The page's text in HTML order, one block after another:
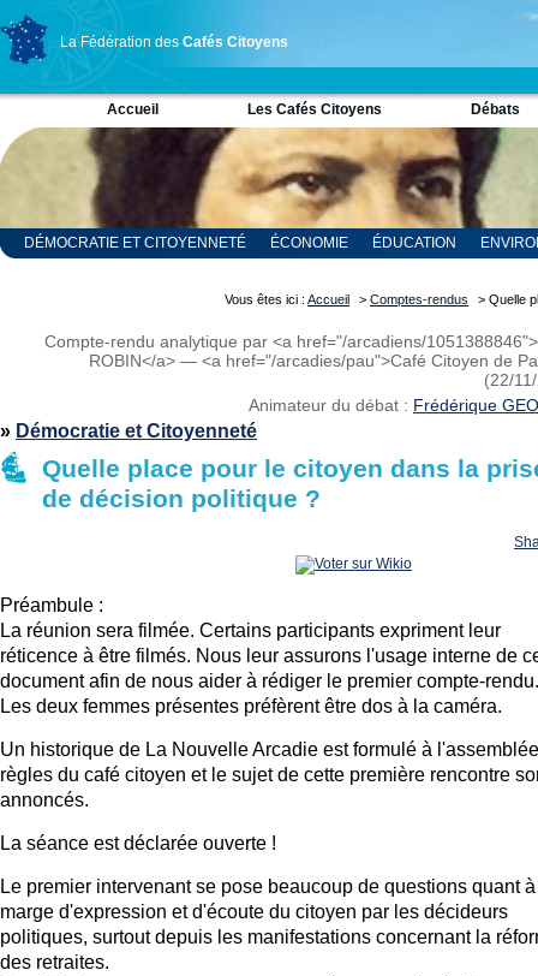
La Fédération des Cafés Citoyens
Accueil Les Cafés Citoyens Débats
DÉMOCRATIE ET CITOYENNETÉ ÉCONOMIE ÉDUCATION
Vous êtes ici : Accueil > Comptes-rendus > Quelle
Compte-rendu analytique par <a href="/arcadiens/
ROBIN</a> — <a href="/arcadies/pau">Café Citoyen de
(22/
Animateur du débat : Frédérique
» Démocratie et Citoyenneté
Quelle place pour le citoyen dans la
de décision politique ?
Préambule :
La réunion sera filmée. Certains participants expriment leur
réticence à être filmés. Nous leur assurons l'usage interne de
document afin de nous aider à rédiger le premier compte-rendu.
Les deux femmes présentes préfèrent être dos à la caméra.
Un historique de La Nouvelle Arcadie est formulé à
règles du café citoyen et le sujet de cette première rencontre
annoncés.
La séance est déclarée ouverte !
Le premier intervenant se pose beaucoup de questions quant
marge d'expression et d'écoute du citoyen par les décideurs
politiques, surtout depuis les manifestations concernant la
des retraites.